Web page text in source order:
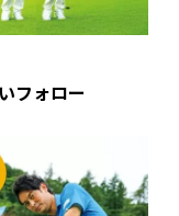
フォロー